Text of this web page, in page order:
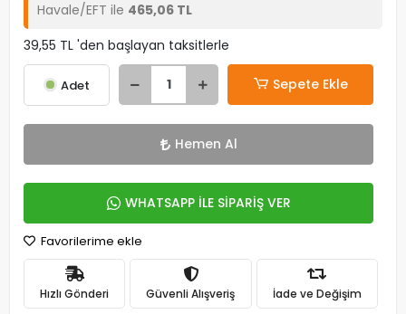
Havale/EFT ile 465,06 TL
39,55 TL 'den başlayan taksitlerle
Adet Sepete Ekle
Hemen Al
WHATSAPP İLE SİPARİŞ VER
Favorilerime ekle
Hızlı Gönderi Güvenli Alışveriş İade ve Değişim